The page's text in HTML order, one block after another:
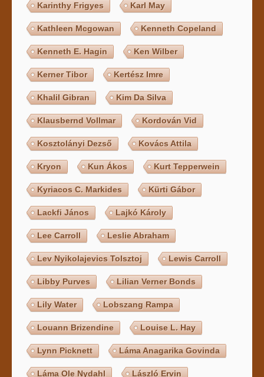
Karinthy Frigyes Karl May
Kathleen Mcgowan Kenneth Copeland
Kenneth E. Hagin Ken Wilber
Kerner Tibor Kertész Imre
Khalil Gibran Kim Da Silva
Klausbernd Vollmar Kordován Vid
Kosztolányi Dezső Kovács Attila
Kryon Kun Ákos Kurt Tepperwein
Kyriacos C. Markides Kürti Gábor
Lackfi János Lajkó Károly
Lee Carroll Leslie Abraham
Lev Nyikolajevics Tolsztoj Lewis Carroll
Libby Purves Lilian Verner Bonds
Lily Water Lobszang Rampa
Louann Brizendine Louise L. Hay
Lynn Picknett Láma Anagarika Govinda
Láma Ole Nydahl László Ervin